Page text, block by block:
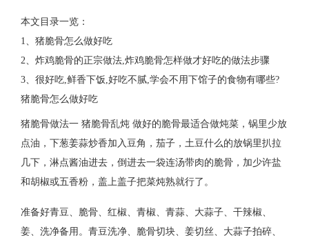
本文目录一览：
1、 猪脆骨怎么做好吃
2、 炸鸡脆骨的正宗做法,炸鸡脆骨怎样做才好吃的做法步骤
3、 很好吃,鲜香下饭,好吃不腻,学会不用下馆子的食物有哪些?
猪脆骨怎么做好吃
猪脆骨做法一 猪脆骨乱炖 做好的脆骨最适合做炖菜，锅里少放
点油，下葱姜蒜炒香加入豆角，茄子，土豆什么的放锅里扒拉
几下，淋点酱油进去，倒进去一袋连汤带肉的脆骨，加少许盐
和胡椒或五香粉，盖上盖子把菜炖熟就行了。
准备好青豆、脆骨、红椒、青椒、青蒜、大蒜子、干辣椒、
姜、洗净备用。青豆洗净、脆骨切块、姜切丝、大蒜子拍碎、